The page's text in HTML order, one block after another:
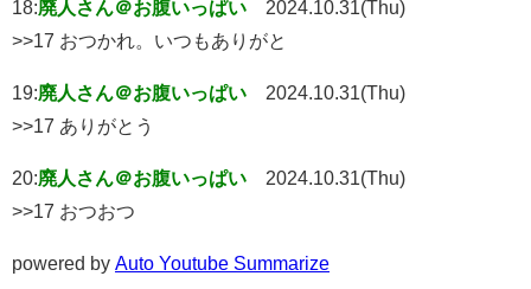
18:廃人さん＠お腹いっぱい
2024.10.31(Thu)
>>17 おつかれ。いつもありがと
19:廃人さん＠お腹いっぱい
2024.10.31(Thu)
>>17 ありがとう
20:廃人さん＠お腹いっぱい
2024.10.31(Thu)
>>17 おつおつ
powered by Auto Youtube Summarize